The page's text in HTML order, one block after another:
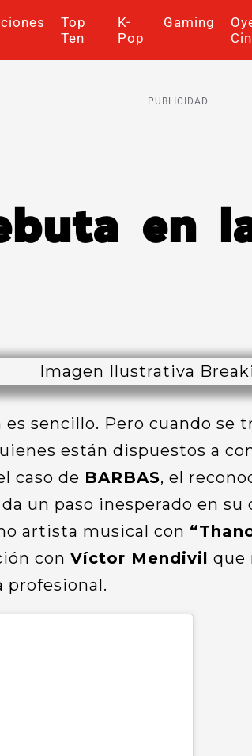
Top
Ten
K-
Pop
Gaming
PUBLICIDAD
en
sencillo. Pero cuando se
están dispuestos a
caso de BARBAS, el
un paso inesperado en su
artista musical con
con Víctor Mendivil que
profesional.